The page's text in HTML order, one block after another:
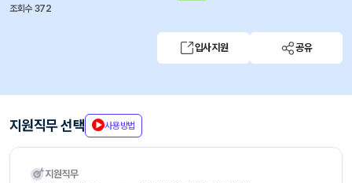
조회수 372
입사지원 공유
지원직무 선택 사용방법
지원직무